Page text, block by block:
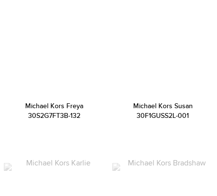
Michael Kors Freya
30S2G7FT3B-132
Michael Kors Susan
30F1GUSS2L-001